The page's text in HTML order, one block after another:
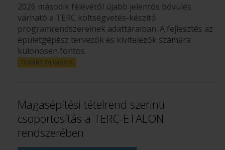
2026 második félévétől újabb jelentős bővülés
várható a TERC költségvetés-készítő
programrendszereinek adattáraiban. A fejlesztés az
épületgépész tervezők és kivitelezők számára
különösen fontos.
TOVÁBB OLVASOM
Magasépítési tételrend szerinti
csoportosítás a TERC-ETALON
rendszerében